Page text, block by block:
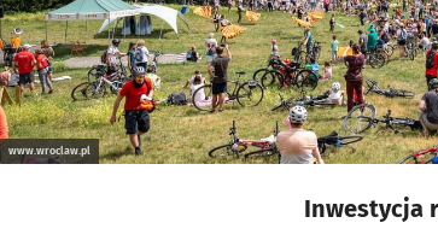
www.wroclaw.pl
Inwestycja